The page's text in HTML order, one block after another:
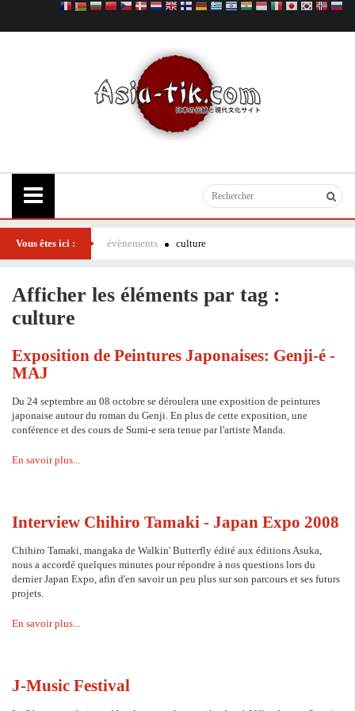
Vous êtes ici : évènements culture
Afficher les éléments par tag :
culture
Exposition de Peintures Japonaises: Genji-é -
MAJ
Du 24 septembre au 08 octobre se déroulera une exposition de peintures
japonaise autour du roman du Genji. En plus de cette exposition, une
conférence et des cours de Sumi-e sera tenue par l'artiste Manda.
En savoir plus...
Interview Chihiro Tamaki - Japan Expo 2008
Chihiro Tamaki, mangaka de Walkin' Butterfly édité aux éditions Asuka,
nous a accordé quelques minutes pour répondre à nos questions lors du
dernier Japan Expo, afin d'en savoir un peu plus sur son parcours et ses futurs
projets.
En savoir plus...
J-Music Festival